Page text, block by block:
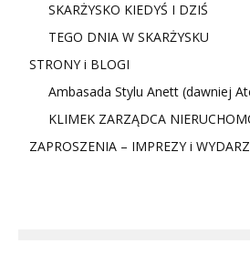
SKARŻYSKO KIEDYŚ I DZIŚ
TEGO DNIA W SKARŻYSKU
STRONY i BLOGI
Ambasada Stylu Anett (dawniej
KLIMEK ZARZĄDCA
ZAPROSZENIA – IMPREZY i